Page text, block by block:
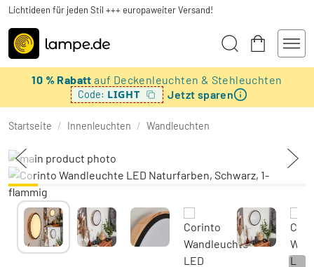
Lichtideen für jeden Stil +++ europaweiter Versand!
10 % Rabattauf Deckenleuchten & Stehleuchten
Code: LIGHT Jetzt sparen
Startseite / Innenleuchten / Wandleuchten